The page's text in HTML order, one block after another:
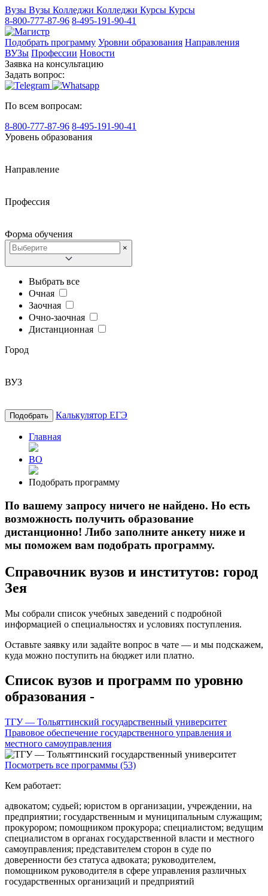
Вузы Вузы Колледжи Колледжи Курсы Курсы
8-800-777-87-96 8-495-191-90-41
Подобрать программу Уровни образования Направления
ВУЗы Профессии Новости
Заявка на консультацию
Задать вопрос:
По всем вопросам:
8-800-777-87-96 8-495-191-90-41
Уровень образования
Направление
Профессия
Форма обучения
×
Выбрать все
Очная
Заочная
Очно-заочная
Дистанционная
Город
ВУЗ
Подобрать Калькулятор ЕГЭ
Главная
ВО
Подобрать программу
По вашему запросу ничего не найдено. Но есть
возможность получить образование
дистанционно! Либо заполните анкету ниже и
мы поможем вам подобрать программу.
Справочник вузов и институтов: город
Зея
Мы собрали список учебных заведений с подробной
информацией о специальностях и условиях поступления.
Оставьте заявку или задайте вопрос в чате — и мы подскажем,
куда можно поступить на бюджет или платно.
Список вузов и программ по уровню
образования -
ТГУ — Тольяттинский государственный университет
Правовое обеспечение государственного управления и
местного самоуправления
Посмотреть все программы (53)
Кем работает:
адвокатом; судьей; юристом в организации, учреждении, на
предприятии; государственным и муниципальным служащим;
прокурором; помощником прокурора; специалистом; ведущим
специалистом в органах государственной власти и местного
самоуправления; представителем сторон в суде по
доверенности без статуса адвоката; руководителем,
помощником руководителя в сфере управления различных
государственных организаций и предприятий